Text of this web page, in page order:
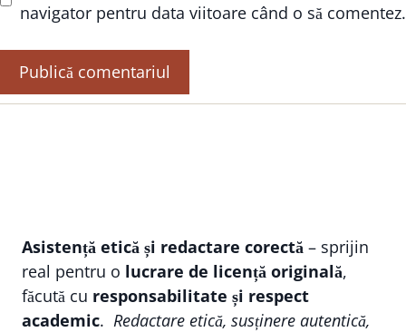
navigator pentru data viitoare când o să comentez.
Asistență etică și redactare corectă – sprijin
real pentru o lucrare de licență originală,
făcută cu responsabilitate și respect
academic. Redactare etică, susținere autentică,